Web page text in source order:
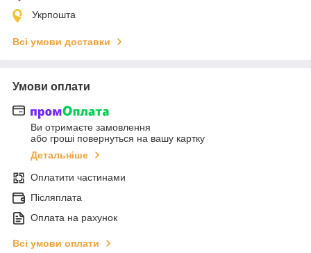
Укрпошта
Всі умови доставки
Умови оплати
Ви отримаєте замовлення
або гроші повернуться на вашу картку
Детальніше
Оплатити частинами
Післяплата
Оплата на рахунок
Всі умови оплати